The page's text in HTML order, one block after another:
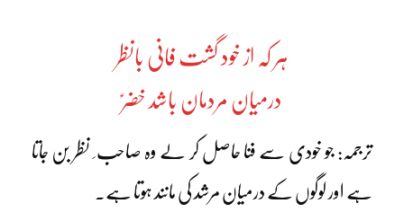
ہر کہ از خود گشت فانی بانظر
درمیان مردمان باشد خضرؑ
ترجمہ: جو خودی سے فنا حاصل کر لے وہ صاحب ِ نظر بن جاتا
ہے اور لوگوں کے درمیان مرشد کی مانند ہوتا ہے۔